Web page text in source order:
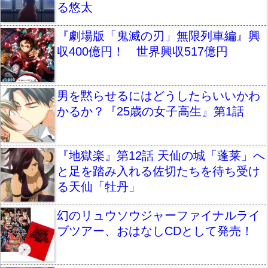
る悠太
『劇場版「鬼滅の刃」無限列車編』興
収400億円！ 世界興収517億円
男を黙らせるにはどうしたらいいかわ
かるか？『25歳の女子高生』第1話
『地獄楽』第12話 天仙の城「蓬莱」へ
と足を踏み入れる佐切たちを待ち受け
る天仙「牡丹」
幻のリュウソウジャーファイナルライ
ブツアー、おはなしCDとして発売！